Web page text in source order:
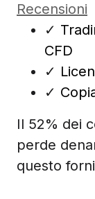
Recensioni
✓
CFD
✓
✓
Il 52% dei
perde
questo